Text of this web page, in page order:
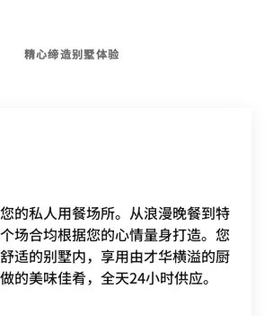
精心缔造别墅体验
的私人用餐场所。从浪漫晚餐到特
场合均根据您的心情量身打造。您
适的别墅内，享用由才华横溢的厨
的美味佳肴，全天24小时供应。